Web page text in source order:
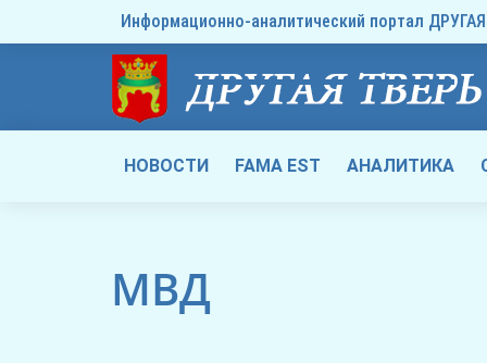
Информационно-аналитический портал
НОВОСТИ FAMA EST АНАЛИТИКА
МВД